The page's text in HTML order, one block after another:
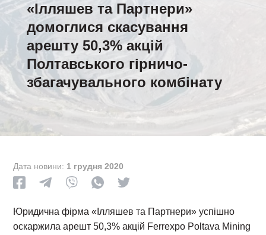
«Ілляшев та Партнери»
домоглися скасування
арешту 50,3% акцій
Полтавського гірничо-
збагачувального комбінату
Дата новини: 1 грудня 2020
Юридична фірма «Ілляшев та Партнери» успішно
оскаржила арешт 50,3% акцій Ferrexpo Poltava Mining